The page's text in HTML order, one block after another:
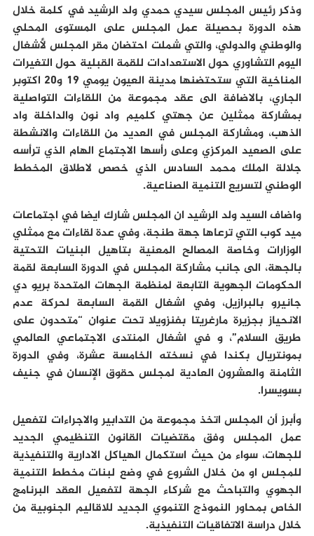
وذكر رئيس المجلس سيدي حمدي ولد الرشيد في كلمة خلال
هذه الدورة بحصيلة عمل المجلس على المستوى المحلي
والوطني والدولي، والتي شملت احتضان مقر المجلس لأشغال
اليوم التشاوري حول الاستعدادات للقمة القبلية حول التغيرات
المناخية التي ستحتضنها مدينة العيون يومي 19 و20 اكتوبر
الجاري، بالاضافة الى عقد مجموعة من اللقاءات التواصلية
بمشاركة ممثلين عن جهتي كلميم واد نون والداخلة واد
الذهب، ومشاركة المجلس في العديد من اللقاءات والانشطة
على الصعيد المركزي وعلى رأسها الاجتماع الهام الذي ترأسه
جلالة الملك محمد السادس الذي خصص لاطلاق المخطط
الوطني لتسريع التنمية الصناعية.
واضاف السيد ولد الرشيد ان المجلس شارك ايضا في اجتماعات
ميد كوب التي ترعاها جهة طنجة، وفي عدة لقاءات مع ممثلي
الوزارات وخاصة المصالح المعنية بتاهيل البنيات التحتية
بالجهة، الى جانب مشاركة المجلس في الدورة السابعة لقمة
الحكومات الجهوية التابعة لمنظمة الجهات المتحدة بريو دي
جانيرو بالبرازيل، وفي اشغال القمة السابعة لحركة عدم
الانحياز بجزيرة مارغريتا بفنزويلا تحت عنوان “متحدون على
طريق السلام”، و في اشغال المنتدى الاجتماعي العالمي
بمونتريال بكندا في نسخته الخامسة عشرة، وفي الدورة
الثامنة والعشرون العادية لمجلس حقوق الإنسان في جنيف
بسويسرا.
وأبرز أن المجلس اتخذ مجموعة من التدابير والاجراءات لتفعيل
عمل المجلس وفق مقتضيات القانون التنظيمي الجديد
للجهات، سواء من حيث استكمال الهياكل الادارية والتنفيذية
للمجلس او من خلال الشروع في وضع لبنات مخطط التنمية
الجهوي والتباحث مع شركاء الجهة لتفعيل العقد البرنامج
الخاص بمحاور النموذج التنموي الجديد للاقاليم الجنوبية من
خلال دراسة الاتفاقيات التنفيذية.